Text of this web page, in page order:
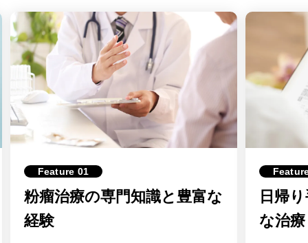
Feature 01
粉瘤治療の専門知識と豊富な
経験
日帰
な治療